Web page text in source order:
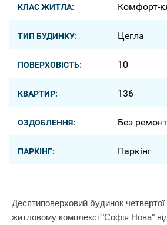
КЛАС ЖИТЛА: Комфорт-
ТИП БУДИНКУ: Цегла
ПОВЕРХОВІСТЬ: 10
КВАРТИР: 136
ОЗДОБЛЕННЯ: Без
ПАРКІНГ: Паркінг
Десятиповерховий будинок
житловому комплексі "Софія Нова"